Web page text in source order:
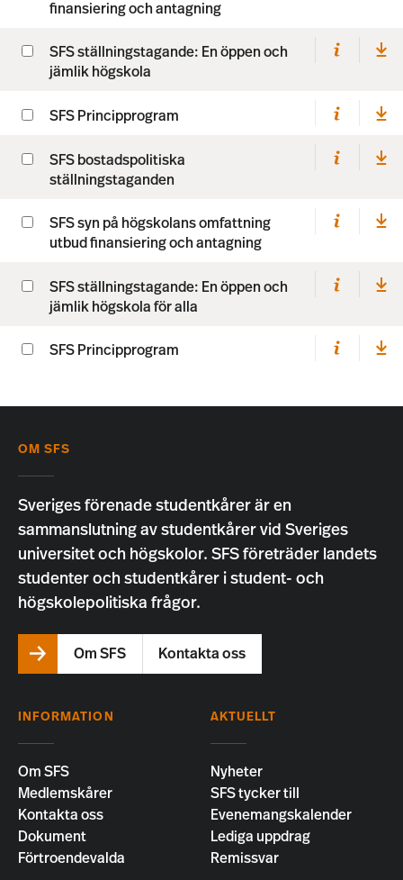
finansiering och antagning
SFS ställningstagande: En öppen och
jämlik högskola
SFS Principprogram
SFS bostadspolitiska
ställningstaganden
SFS syn på högskolans omfattning
utbud finansiering och antagning
SFS ställningstagande: En öppen och
jämlik högskola för alla
SFS Principprogram
OM SFS
Sveriges förenade studentkårer är en
sammanslutning av studentkårer vid Sveriges
universitet och högskolor. SFS företräder landets
studenter och studentkårer i student- och
högskolepolitiska frågor.
Om SFS Kontakta oss
INFORMATION
Om SFS
Medlemskårer
Kontakta oss
Dokument
Förtroendevalda
AKTUELLT
Nyheter
SFS tycker till
Evenemangskalender
Lediga uppdrag
Remissvar